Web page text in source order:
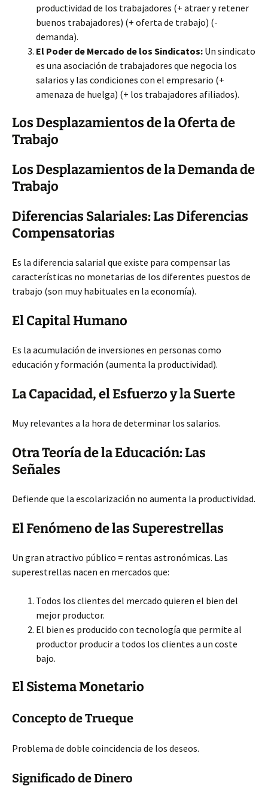
productividad de los trabajadores (+ atraer y retener
buenos trabajadores) (+ oferta de trabajo) (-
demanda).
El Poder de Mercado de los Sindicatos: Un sindicato
es una asociación de trabajadores que negocia los
salarios y las condiciones con el empresario (+
amenaza de huelga) (+ los trabajadores afiliados).
Los Desplazamientos de la Oferta de
Trabajo
Los Desplazamientos de la Demanda de
Trabajo
Diferencias Salariales: Las Diferencias
Compensatorias
Es la diferencia salarial que existe para compensar las
características no monetarias de los diferentes puestos de
trabajo (son muy habituales en la economía).
El Capital Humano
Es la acumulación de inversiones en personas como
educación y formación (aumenta la productividad).
La Capacidad, el Esfuerzo y la Suerte
Muy relevantes a la hora de determinar los salarios.
Otra Teoría de la Educación: Las
Señales
Defiende que la escolarización no aumenta la productividad.
El Fenómeno de las Superestrellas
Un gran atractivo público = rentas astronómicas. Las
superestrellas nacen en mercados que:
Todos los clientes del mercado quieren el bien del
mejor productor.
El bien es producido con tecnología que permite al
productor producir a todos los clientes a un coste
bajo.
El Sistema Monetario
Concepto de Trueque
Problema de doble coincidencia de los deseos.
Significado de Dinero